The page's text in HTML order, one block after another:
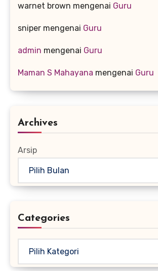
warnet brown mengenai Guru
sniper mengenai Guru
admin mengenai Guru
Maman S Mahayana mengenai Guru
Archives
Arsip
Categories